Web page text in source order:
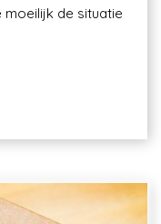
de situatie